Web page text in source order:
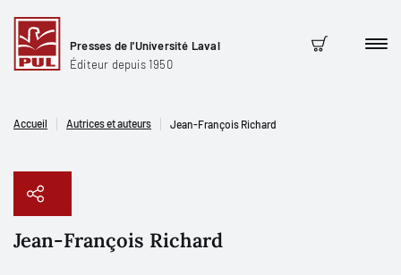
Presses de l'Université Laval
Éditeur depuis 1950
Panier
Accueil Autrices et auteurs Jean-François Richard
Jean-François Richard